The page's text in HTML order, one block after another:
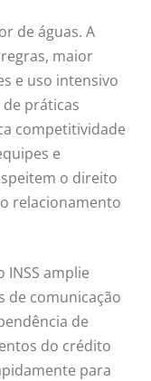
de águas. A
maior
e uso intensivo
práticas
competitividade
e
o direito
relacionamento
INSS amplie
de comunicação
de
do crédito
para